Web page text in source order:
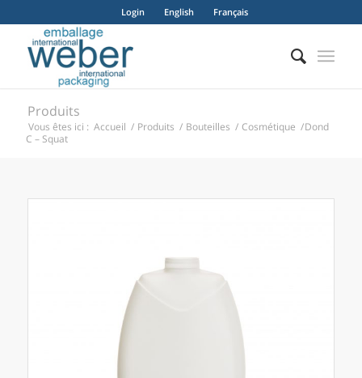
Login English Français
Produits
Vous êtes ici : Accueil / Produits / Bouteilles / Cosmétique /Dond
C – Squat